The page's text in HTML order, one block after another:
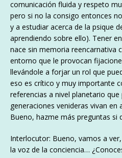
comunicación fluida y respeto
pero si no la consigo entonces
y a estudiar acerca de la psique
aprendiendo sobre ello). Tener
nace sin memoria reencarnativa
entorno que le provocan
llevándole a forjar un rol que
eso es crítico y muy importante
referencias a nivel planetario
generaciones venideras vivan
Bueno, hazme más preguntas si
Interlocutor: Bueno, vamos a
la voz de la conciencia…